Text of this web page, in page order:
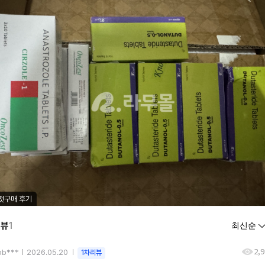
구매 후기
1
2026.05.20 1차리뷰